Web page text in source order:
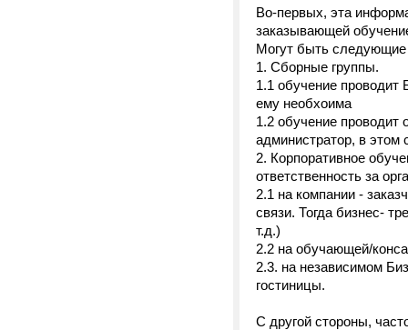
Во-первых, эта
заказывающей
Могут быть следующие
1. Сборные группы.
1.1 обучение проводит
ему необхоима
1.2 обучение проводит
администратор, в этом
2. Корпоративное
ответственность за
2.1 на компании -
связи. Тогда бизнес-
т.д.)
2.2 на обучающей/
2.3. на независимом
гостиницы.
С другой стороны,